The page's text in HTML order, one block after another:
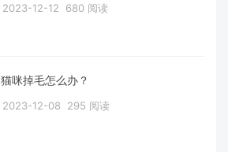
2023-12-12 680 阅读
猫咪掉毛怎么办？
2023-12-08 295 阅读